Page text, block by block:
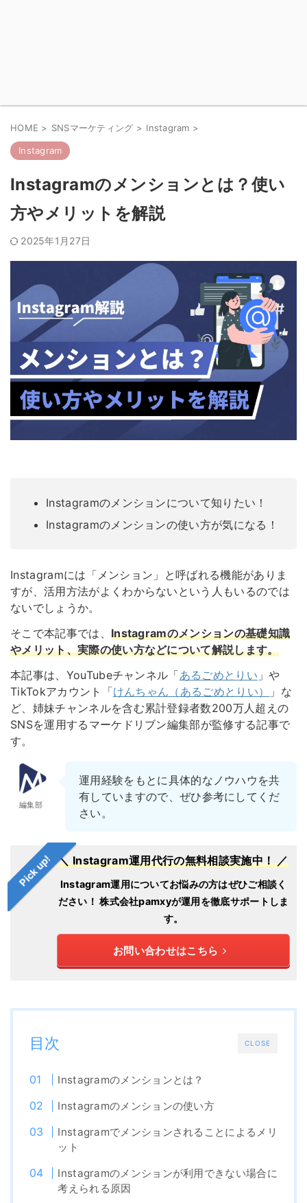
HOME > SNSマーケティング > Instagram >
Instagram
Instagramのメンションとは？使い
方やメリットを解説
2025年1月27日
Instagramのメンションについて知りたい！
Instagramのメンションの使い方が気になる！
Instagramには「メンション」と呼ばれる機能がありま
すが、活用方法がよくわからないという人もいるのでは
ないでしょうか。
そこで本記事では、 Instagramのメンションの基礎知識
やメリット、実際の使い方などについて解説します。
本記事は、YouTubeチャンネル「あるごめとりい 」や
TikTokアカウント「けんちゃん（あるごめとりい）
」な
ど、姉妹チャンネルを含む累計登録者数200万人超えの
SNSを運用するマーケドリブン編集部が監修する記事で
す。
編集部
運用経験をもとに具体的なノウハウを共
有していますので、ぜひ参考にしてくだ
さい。
Pick up! ＼ Instagram運用代行の無料相談実施中！ ／
Instagram運用についてお悩みの方はぜひご相談く
ださい！ 株式会社pamxyが運用を徹底サポートしま
す。
お問い合わせはこちら
CLOSE
目次
Instagramのメンションとは？
Instagramのメンションの使い方
Instagramでメンションされることによるメリ
ット
Instagramのメンションが利用できない場合に
考えられる原因